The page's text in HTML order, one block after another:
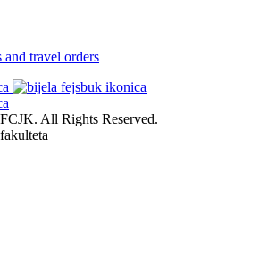
travel orders
All Rights Reserved.